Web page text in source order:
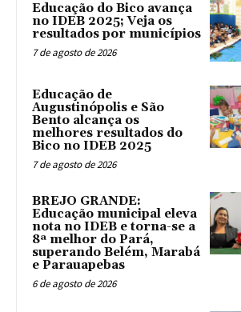
Educação do Bico avança
no IDEB 2025; Veja os
resultados por municípios
7 de agosto de 2026
Educação de
Augustinópolis e São
Bento alcança os
melhores resultados do
Bico no IDEB 2025
7 de agosto de 2026
BREJO GRANDE:
Educação municipal eleva
nota no IDEB e torna-se a
8ª melhor do Pará,
superando Belém, Marabá
e Parauapebas
6 de agosto de 2026